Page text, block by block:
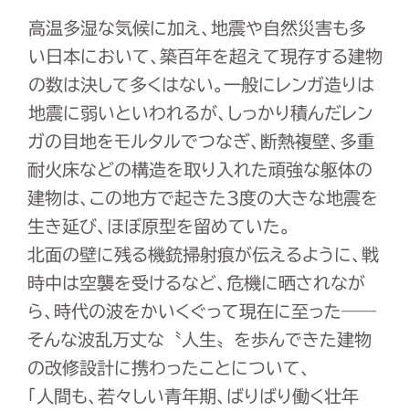
高温多湿な気候に加え、地震や自然災害も多
い日本において、築百年を超えて現存する建物
の数は決して多くはない。一般にレンガ造りは
地震に弱いといわれるが、しっかり積んだレン
ガの目地をモルタルでつなぎ、断熱複壁、多重
耐火床などの構造を取り入れた頑強な躯体の
建物は、この地方で起きた3度の大きな地震を
生き延び、ほぼ原型を留めていた。
北面の壁に残る機銃掃射痕が伝えるように、戦
時中は空襲を受けるなど、危機に晒されなが
ら、時代の波をかいくぐって現在に至った――
そんな波乱万丈な〝人生〟を歩んできた建物
の改修設計に携わったことについて、
「人間も、若々しい青年期、ばりばり働く壮年